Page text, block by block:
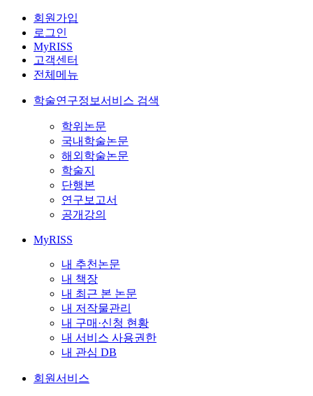
회원가입
로그인
MyRISS
고객센터
전체메뉴
학술연구정보서비스 검색
학위논문
국내학술논문
해외학술논문
학술지
단행본
연구보고서
공개강의
MyRISS
내 추천논문
내 책장
내 최근 본 논문
내 저작물관리
내 구매·신청 현황
내 서비스 사용권한
내 관심 DB
회원서비스